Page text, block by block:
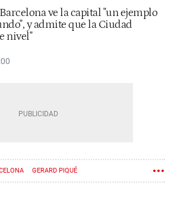
ve la capital "un ejemplo
y admite que la Ciudad
nivel"
GERARD PIQUÉ